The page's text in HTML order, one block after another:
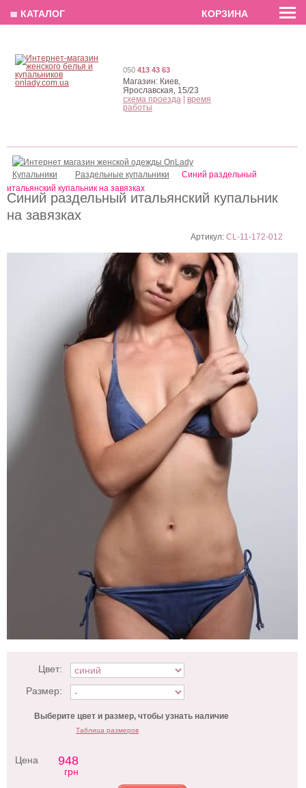
EN РУС
Синий раздельный итальянский купальник
на завязках
Артикул:CL-11-172-012
Цвет:
Размер:
Выберите цвет и размер, чтобы узнать наличие
Таблица размеров
Цена 948
грн
Купальники Раздельные купальники
Синий раздельный
итальянский купальник на завязках
050 413 43 63
Магазин: Киев,
Ярославская, 15/23
схема проезда
время
работы
≣ КАТАЛОГ КОРЗИНА